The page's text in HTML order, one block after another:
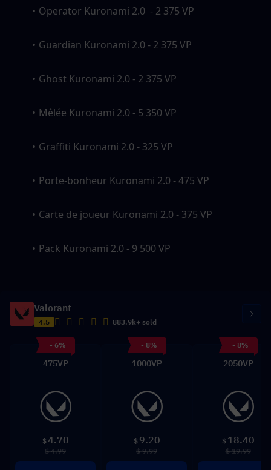
Operator Kuronami 2.0  - 2 375 VP
Guardian Kuronami 2.0 - 2 375 VP
Ghost Kuronami 2.0 - 2 375 VP
Mêlée Kuronami 2.0 - 5 350 VP
Graffiti Kuronami 2.0 - 325 VP
Porte-bonheur Kuronami 2.0 - 475 VP
Carte de joueur Kuronami 2.0 - 375 VP
Pack Kuronami 2.0 - 9 500 VP
Valorant
4.5 883.9k+ sold
- 6%
475VP
$4.70
$ 4.99
- 8%
1000VP
$ 9.20
$ 9.99
- 8%
2050VP
$ 18.40
$ 19.99